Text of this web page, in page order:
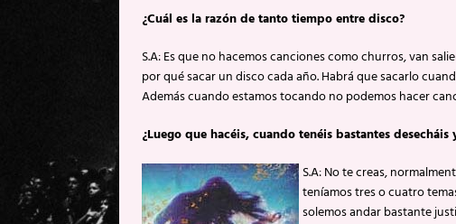
¿Cuál es la razón de tanto tiempo entre disco?
S.A: Es que no hacemos canciones como churros, van
por qué sacar un disco cada año. Habrá que sacarlo
Además cuando estamos tocando no podemos hacer
¿Luego que hacéis, cuando tenéis bastantes
S.A: No te creas,
teníamos tres o cuatro
solemos andar bastante